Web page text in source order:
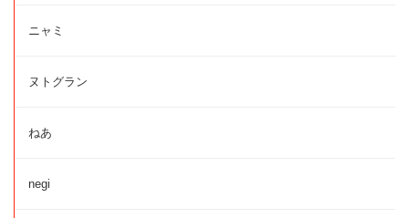
ニャミ
ヌトグラン
ねあ
negi